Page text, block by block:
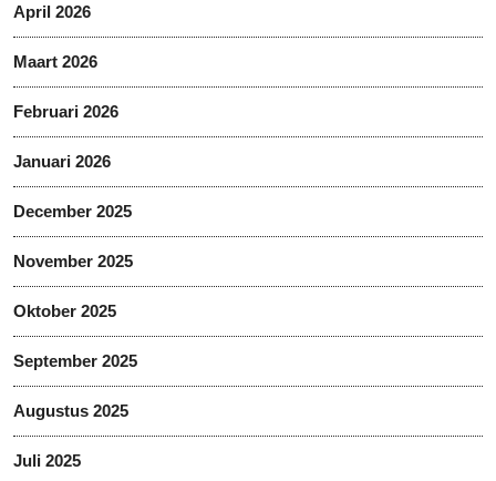
April 2026
Maart 2026
Februari 2026
Januari 2026
December 2025
November 2025
Oktober 2025
September 2025
Augustus 2025
Juli 2025